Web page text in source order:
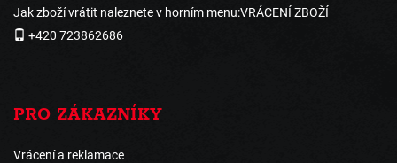
Jak zboží vrátit naleznete v horním menu:VRÁCENÍ ZBOŽÍ
+420 723862686
PRO ZÁKAZNÍKY
Vrácení a reklamace